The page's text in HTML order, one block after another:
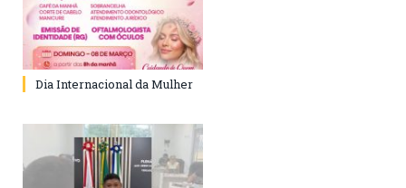
Dia Internacional da Mulher